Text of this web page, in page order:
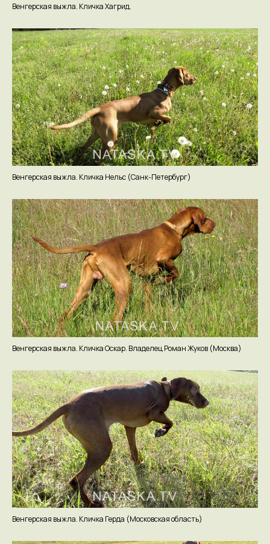
Венгерская выжла. Кличка Хагрид.
Венгерская выжла. Кличка Нельс (Санк-Петербург)
Венгерская выжла. Кличка Оскар. Владелец Роман Жуков (Москва)
Венгерская выжла. Кличка Герда (Московская область)
Оставьте свои контактные данные
и мы вам перезвоним
Есть вопросы
по натаске?
Мессенджеры:
Контакты
Адрес:
Тверская обл., Калининский р-н,
Заволжское с/п, дер. Дмитровское
E-mail:
nataska.tv@mail.ru
Телефон:
+7 (985) 200 40 40